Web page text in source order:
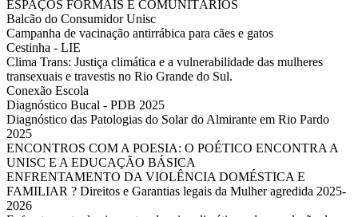
ESPAÇOS FORMAIS E COMUNITÁRIOS
Balcão do Consumidor Unisc
Campanha de vacinação antirrábica para cães e gatos
Cestinha - LIE
Clima Trans: Justiça climática e a vulnerabilidade das mulheres
transexuais e travestis no Rio Grande do Sul.
Conexão Escola
Diagnóstico Bucal - PDB 2025
Diagnóstico das Patologias do Solar do Almirante em Rio Pardo
2025
ENCONTROS COM A POESIA: O POÉTICO ENCONTRA A
UNISC E A EDUCAÇÃO BÁSICA
ENFRENTAMENTO DA VIOLÊNCIA DOMÉSTICA E
FAMILIAR ? Direitos e Garantias legais da Mulher agredida 2025-
2026